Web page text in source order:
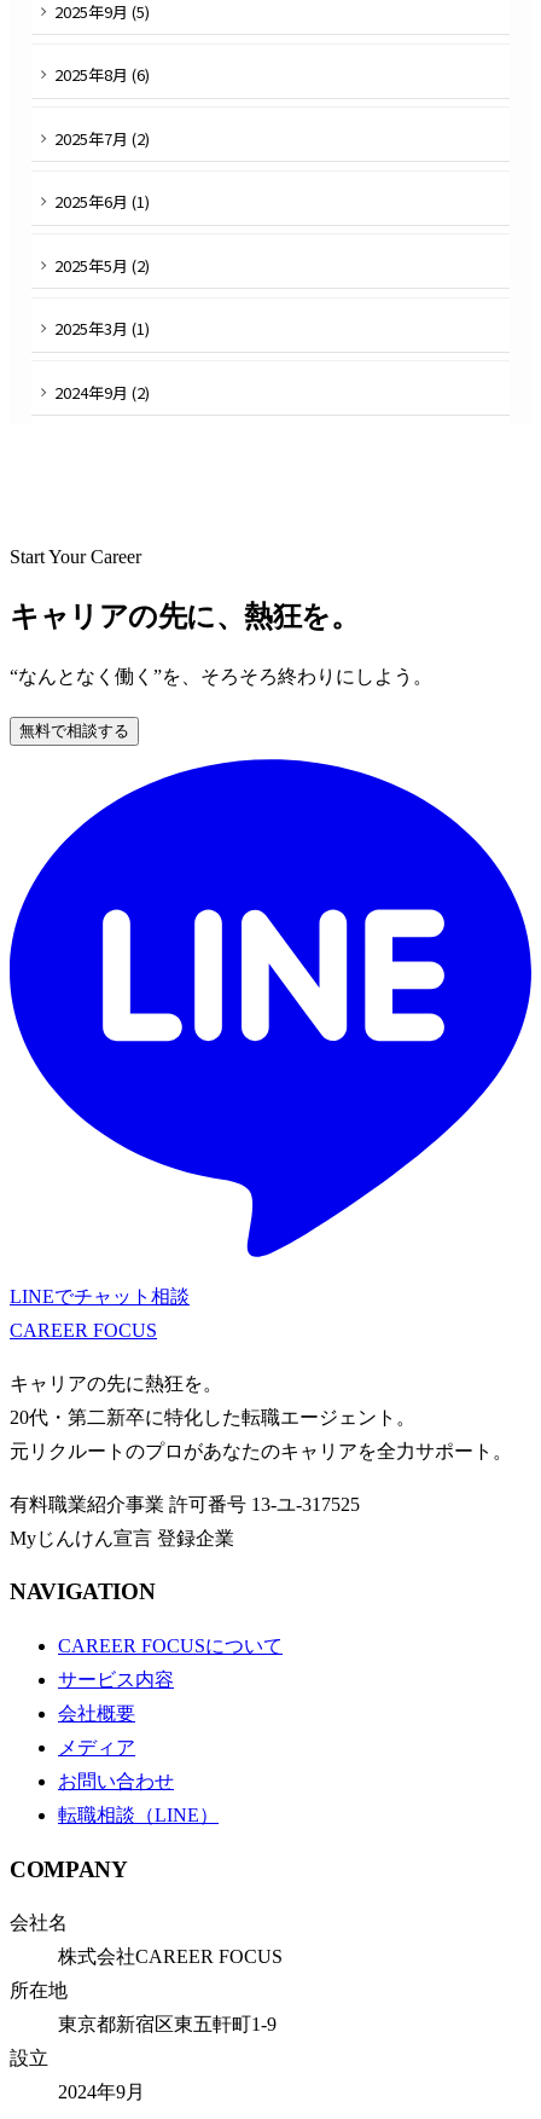
2025年9月 (5)
2025年8月 (6)
2025年7月 (2)
2025年6月 (1)
2025年5月 (2)
2025年3月 (1)
2024年9月 (2)
Start Your Career
キャリアの先に、熱狂を。
“なんとなく働く”を、そろそろ終わりにしよう。
無料で相談する
LINEでチャット相談
CAREER FOCUS
キャリアの先に熱狂を。
20代・第二新卒に特化した転職エージェント。
元リクルートのプロがあなたのキャリアを全力サポート。
有料職業紹介事業 許可番号 13-ユ-317525
Myじんけん宣言 登録企業
NAVIGATION
CAREER FOCUSについて
サービス内容
会社概要
メディア
お問い合わせ
転職相談（LINE）
COMPANY
会社名
株式会社CAREER FOCUS
所在地
東京都新宿区東五軒町1-9
設立
2024年9月